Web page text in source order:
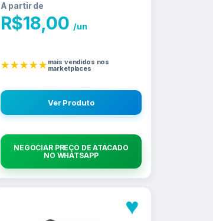
A partir de
R$18,00 /un
★★★★★mais vendidos nos
marketplaces
Ver Produto
NEGOCIAR PREÇO DE ATACADO
NO WHATSAPP
♥